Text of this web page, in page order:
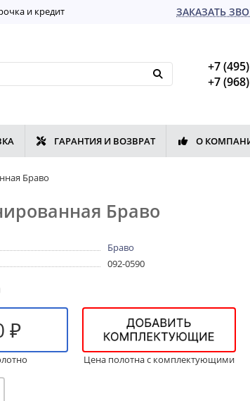
и кредит ЗАКАЗАТЬ
+7
+7
ГАРАНТИЯ И ВОЗВРАТ О
Браво
Браво
Браво
092-0590
₽
Цена полотна с комплектующими